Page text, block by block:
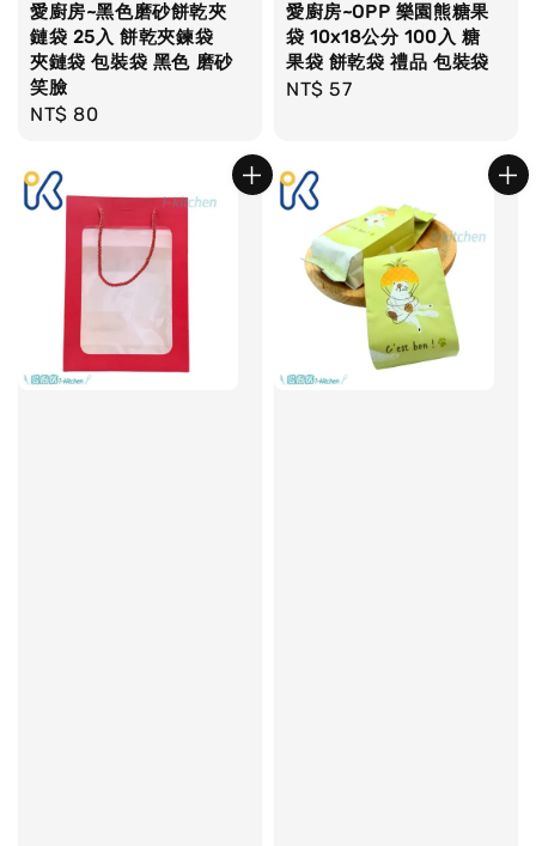
愛廚房~黑色磨砂餅乾夾
鏈袋 25入 餅乾夾鍊袋
夾鏈袋 包裝袋 黑色 磨砂
笑臉
Regular
NT$ 80
愛廚房~OPP 樂園熊糖果
袋 10x18公分 100入 糖
果袋 餅乾袋 禮品 包裝袋
Regular
NT$ 57